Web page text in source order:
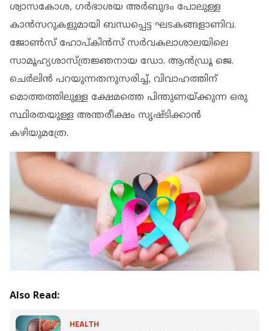
ശ്വാസകോശ, ഗര്‍ഭാശയ അര്‍ബുദം പോലുള്ള
കാന്‍സറുകളുമായി ബന്ധപ്പെട്ട ഘടകങ്ങളാണിവ.
ജോണ്‍സ് ഹോപ്കിന്‍സ് സര്‍വകലാശാലയിലെ
സാമൂഹ്യശാസ്ത്രജ്ഞനായ ഡോ. ആന്‍ഡ്രൂ ജെ.
ചെര്‍ലിന്‍ പറയുന്നതനുസരിച്ച്, വിവാഹത്തിന്
മൊത്തത്തിലുള്ള ക്ഷേമത്തെ പിന്തുണയ്ക്കുന്ന ഒരു
സ്ഥിരതയുള്ള അന്തരീക്ഷം സൃഷ്ടിക്കാന്‍
കഴിയുമത്രേ.
Also Read:
HEALTH